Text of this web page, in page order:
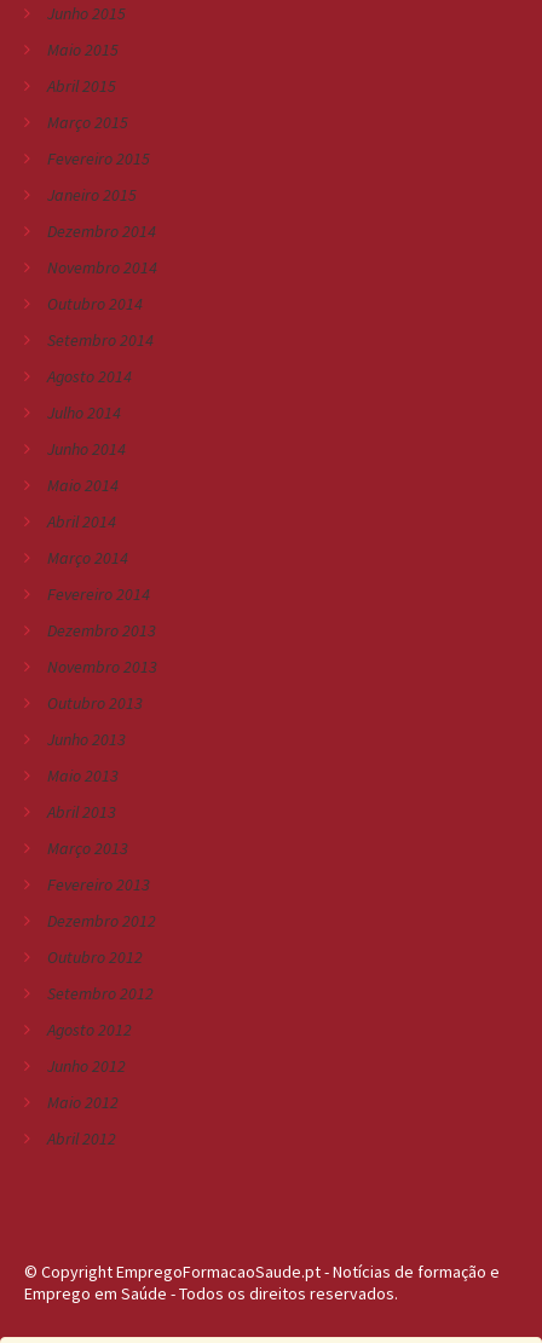
Junho 2015
Maio 2015
Abril 2015
Março 2015
Fevereiro 2015
Janeiro 2015
Dezembro 2014
Novembro 2014
Outubro 2014
Setembro 2014
Agosto 2014
Julho 2014
Junho 2014
Maio 2014
Abril 2014
Março 2014
Fevereiro 2014
Dezembro 2013
Novembro 2013
Outubro 2013
Junho 2013
Maio 2013
Abril 2013
Março 2013
Fevereiro 2013
Dezembro 2012
Outubro 2012
Setembro 2012
Agosto 2012
Junho 2012
Maio 2012
Abril 2012
© Copyright EmpregoFormacaoSaude.pt - Notícias de formação e
Emprego em Saúde - Todos os direitos reservados.